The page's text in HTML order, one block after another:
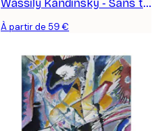
Wassily Kandinsky - Sans titre Toile
À partir de 59 €